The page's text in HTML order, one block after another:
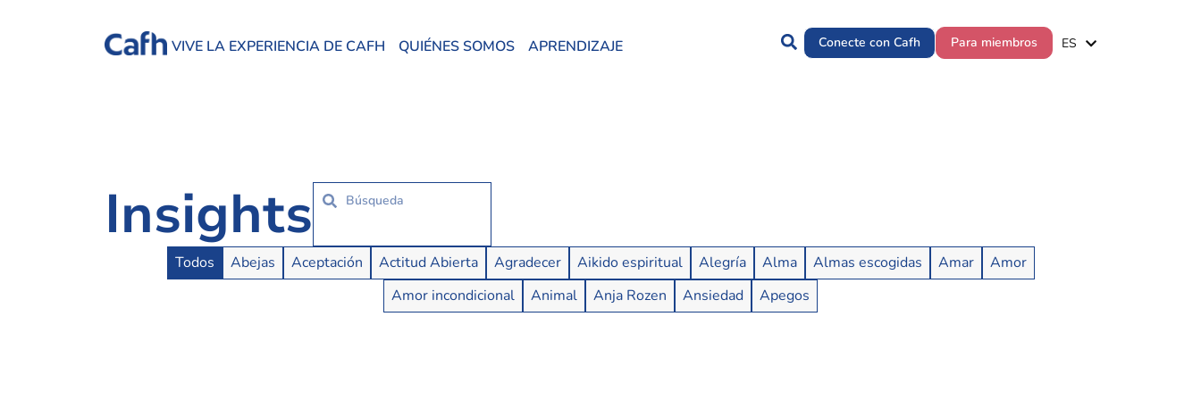
VIVE LA EXPERIENCIA DE CAFH QUIÉNES SOMOS APRENDIZAJE Conecte con Cafh Para miembros ES
PT
Insights
Insights Buttons
Todos Abejas Aceptación Actitud Abierta Agradecer Aikido espiritual Alegría Alma Almas escogidas Amar
Amor
Amor incondicional
Animal Anja Rozen Ansiedad Apegos